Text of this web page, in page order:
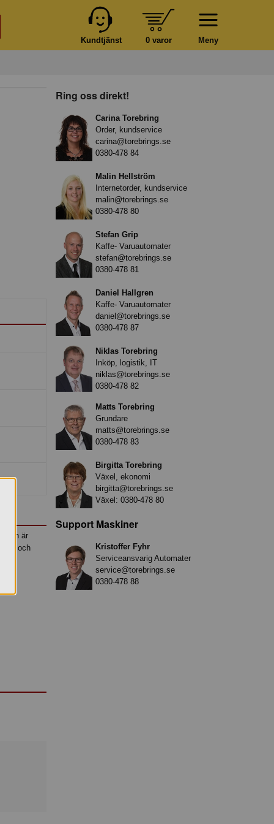
Meny
0 varor
Kundtjänst
och är
och
Ring oss direkt!
Carina Torebring
Order, kundservice
carina@torebrings.se
0380-478 84
Malin Hellström
Internetorder, kundservice
malin@torebrings.se
0380-478 80
Stefan Grip
Kaffe- Varuautomater
stefan@torebrings.se
0380-478 81
Daniel Hallgren
Kaffe- Varuautomater
daniel@torebrings.se
0380-478 87
Niklas Torebring
Inköp, logistik, IT
niklas@torebrings.se
0380-478 82
Matts Torebring
Grundare
matts@torebrings.se
0380-478 83
Birgitta Torebring
Växel, ekonomi
birgitta@torebrings.se
Växel: 0380-478 80
Support Maskiner
Kristoffer Fyhr
Serviceansvarig Automater
service@torebrings.se
0380-478 88